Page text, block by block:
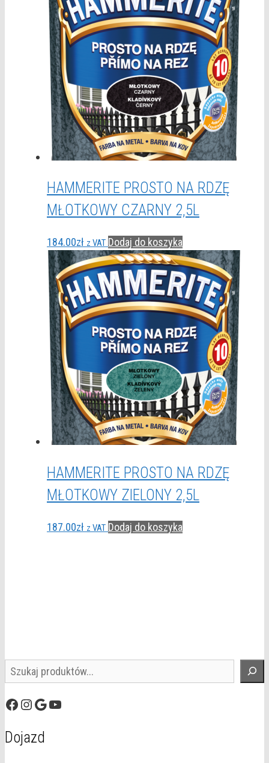
HAMMERITE PROSTO NA RDZĘ
MŁOTKOWY CZARNY 2,5L
184.00zł z VAT Dodaj do koszyka
HAMMERITE PROSTO NA RDZĘ
MŁOTKOWY ZIELONY 2,5L
187.00zł z VAT Dodaj do koszyka
Szukaj
Facebook
Instagram
GoogleYouTube
Dojazd